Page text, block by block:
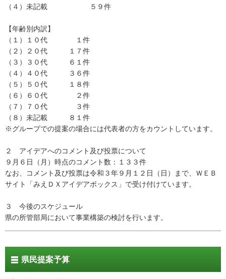
（４）未記載 ５９件
【年齢別内訳】
（１）１０代 １件
（２）２０代 １７件
（３）３０代 ６１件
（４）４０代 ３６件
（５）５０代 １８件
（６）６０代 ２件
（７）７０代 ３件
（８）未記載 ８１件
※グループでの提案の場合には代表者の方をカウントしています。
２ アイデアへのコメント及び投票について
９月６日（月）時点のコメント数：１３３件
なお、コメント及び投票は令和３年９月１２日（日）まで、ＷＥＢ
サイト「みえＤＸアイデアボックス」で受け付けています。
３ 今後のスケジュール
県の所管部局において事業構築の検討を行います。
県民提案予算